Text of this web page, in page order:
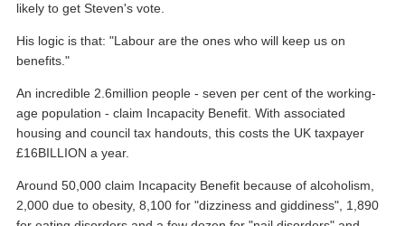
likely to get Steven's vote.
His logic is that: "Labour are the ones who will keep us on
benefits."
An incredible 2.6million people - seven per cent of the working-
age population - claim Incapacity Benefit. With associated
housing and council tax handouts, this costs the UK taxpayer
£16BILLION a year.
Around 50,000 claim Incapacity Benefit because of alcoholism,
2,000 due to obesity, 8,100 for "dizziness and giddiness", 1,890